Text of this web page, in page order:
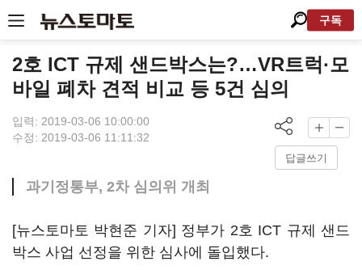
구독
2호 ICT 규제 샌드박스는?…VR트럭·모
바일 폐차 견적 비교 등 5건 심의
입력: 2019-03-06 10:00:00
수정: 2019-03-06 11:11:32
답글쓰기
과기정통부, 2차 심의위 개최
[뉴스토마토 박현준 기자] 정부가 2호 ICT 규제 샌드
박스 사업 선정을 위한 심사에 돌입했다.